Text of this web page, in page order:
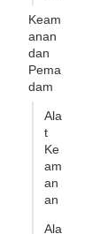
Keam
anan
dan
Pema
dam
Ala
t
Ke
am
an
an
Ala